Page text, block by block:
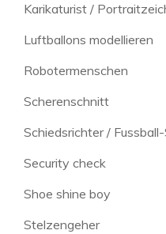
Karikaturist /
Luftballons modellieren
Robotermenschen
Scherenschnitt
Schiedsrichter /
Security check
Shoe shine boy
Stelzengeher